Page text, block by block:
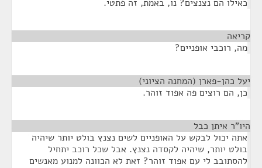
כאילו הם נצנצים? נו, באמת, זה פתטי.
קריאה
מה, רוכבי אופניים?
יעל כהן-פארן (המחנה הציוני)
כן, הם רוצים פה אפוד זוהר.
היו"ר איתן כבל
אתה יכול לבקש על האופניים לשים נצנץ בולט יותר שיהיה
בולט יותר, שיהיה לקסדה נצנץ. אבל שכל רוכב יתחיל
להסתובב לי עם אפוד זוהר? זאת לא הכוונה למנוע מאנשים